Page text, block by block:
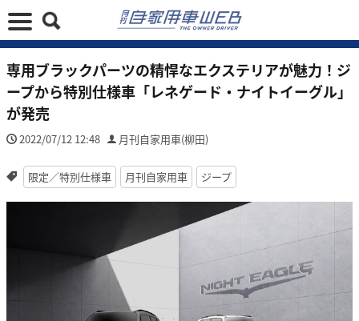
専用ブラックパーツの精悍なエクステリアが魅力！ジ
ープから特別仕様車「レネゲード・ナイトイーグル」
が発売
2022/07/12 12:48 月刊自家用車(柳田)
限定／特別仕様車 月刊自家用車 ジープ